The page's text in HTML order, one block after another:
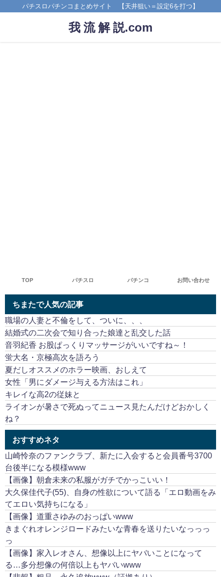
パチスロパチンコまとめサイト 【天井狙い＝設定6を打つ】
我 流 解 説.com
TOP パチスロ パチンコ お問い合わせ
ちまたで人気の記事
職場の人妻と不倫をして、ついに、、、
結婚式の二次会で知り合った娘達と乱交した話
音羽紀香 お股ぱっくりマッサージがいいですね～！
蛍大名・京極高次を語ろう
夏だしオススメのホラー映画、おしえて
女性「男にダメージ与える方法はこれ」
キレイな高2の従妹と
ライオンが暑さで死ぬってニュース見たんだけどおかしく
ね？
おすすめネタ
山崎怜奈のファンクラブ、新たに入会すると会員番号3700
台後半になる模様www
【画像】朝倉未来の私服がガチでかっこいい！
大久保佳代子(55)、自身の性欲について語る「エロ動画をみ
てエロい気持ちになる」
【画像】道重さゆみのおっぱいwww
きまぐれオレンジロードみたいな青春を送りたいなっっっ
っ
【画像】家入レオさん、想像以上にヤバいことになって
る…多分想像の何倍以上もヤバいwww